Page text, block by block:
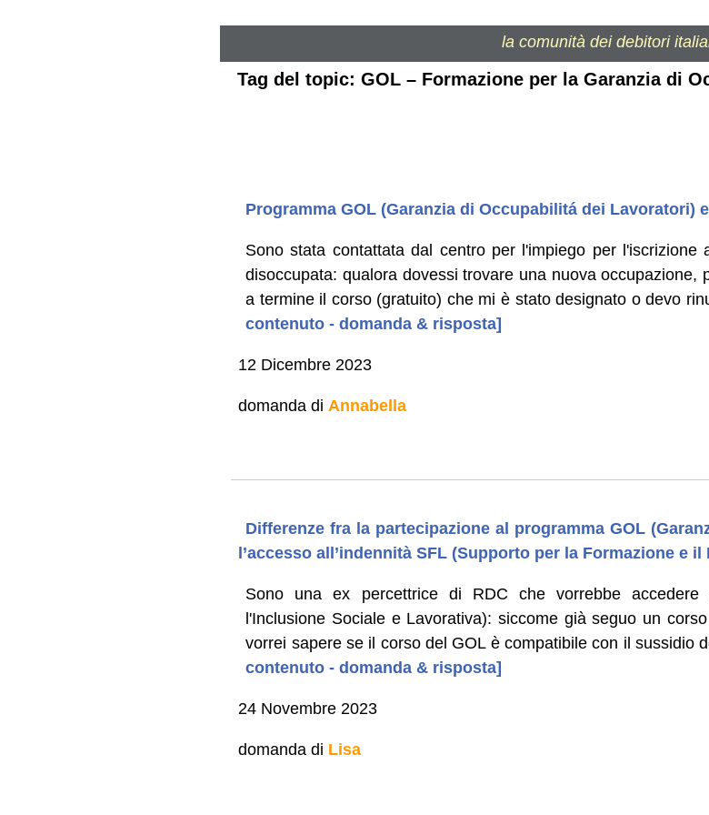
la comunità dei debitori
Tag del topic: GOL – Formazione per la Garanzia di
Programma GOL (Garanzia di Occupabilitá dei Lavoratori)
Sono stata contattata dal centro per l'impiego per l'iscrizione
disoccupata: qualora dovessi trovare una nuova occupazione,
a termine il corso (gratuito) che mi è stato designato o devo
contenuto - domanda & risposta]
12 Dicembre 2023
domanda di Annabella
Differenze fra la partecipazione al programma GOL
l’accesso all’indennità SFL (Supporto per la Formazione e il
Sono una ex percettrice di RDC che vorrebbe
l'Inclusione Sociale e Lavorativa): siccome già seguo un
vorrei sapere se il corso del GOL è compatibile con il sussidio
contenuto - domanda & risposta]
24 Novembre 2023
domanda di Lisa